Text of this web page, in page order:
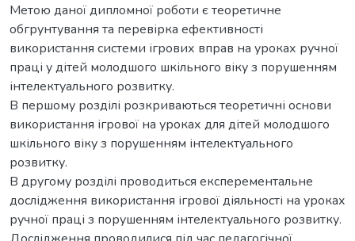
Метою даної дипломної роботи є теоретичне
обгрунтування та перевірка ефективності
використання системи ігрових вправ на уроках ручної
праці у дітей молодшого шкільного віку з порушенням
інтелектуального розвитку.
В першому розділі розкриваються теоретичні основи
використання ігрової на уроках для дітей молодшого
шкільного віку з порушенням інтелектуального
розвитку.
В другому розділі проводиться експерементальне
дослідження використання ігрової діяльності на уроках
ручної праці з порушенням інтелектуального розвитку.